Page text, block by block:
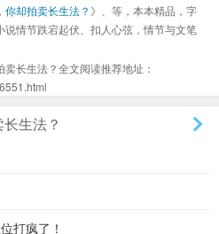
你却拍卖长生法？ 》、等，本本精品，字
情节跌宕起伏、扣人心弦，情节与文笔
长生法？全文阅读推荐地址：
生法？
打疯了！